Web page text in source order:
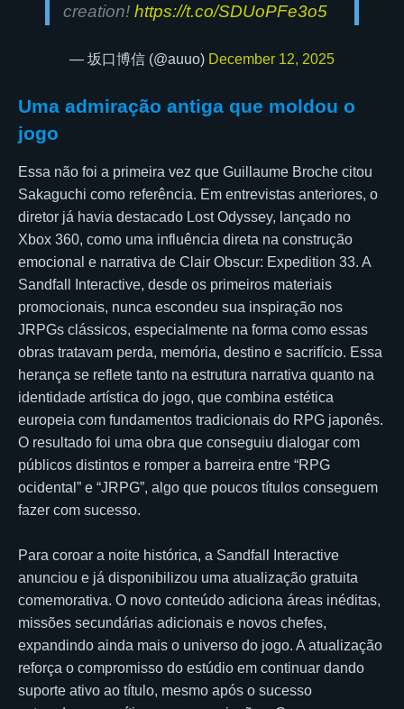
creation! https://t.co/SDUoPFe3o5
— 坂口博信 (@auuo) December 12, 2025
Uma admiração antiga que moldou o
jogo
Essa não foi a primeira vez que Guillaume Broche citou
Sakaguchi como referência. Em entrevistas anteriores, o
diretor já havia destacado Lost Odyssey, lançado no
Xbox 360, como uma influência direta na construção
emocional e narrativa de Clair Obscur: Expedition 33. A
Sandfall Interactive, desde os primeiros materiais
promocionais, nunca escondeu sua inspiração nos
JRPGs clássicos, especialmente na forma como essas
obras tratavam perda, memória, destino e sacrifício. Essa
herança se reflete tanto na estrutura narrativa quanto na
identidade artística do jogo, que combina estética
europeia com fundamentos tradicionais do RPG japonês.
O resultado foi uma obra que conseguiu dialogar com
públicos distintos e romper a barreira entre “RPG
ocidental” e “JRPG”, algo que poucos títulos conseguem
fazer com sucesso.
Para coroar a noite histórica, a Sandfall Interactive
anunciou e já disponibilizou uma atualização gratuita
comemorativa. O novo conteúdo adiciona áreas inéditas,
missões secundárias adicionais e novos chefes,
expandindo ainda mais o universo do jogo. A atualização
reforça o compromisso do estúdio em continuar dando
suporte ativo ao título, mesmo após o sucesso